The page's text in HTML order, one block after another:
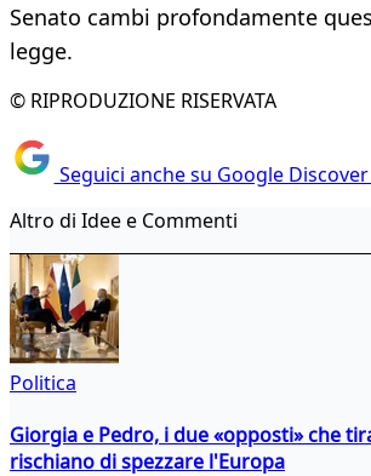
Senato cambi profondamente
legge.
© RIPRODUZIONE RISERVATA
Seguici anche su Google
Altro di Idee e Commenti
Politica
Giorgia e Pedro, i due «opposti» che
rischiano di spezzare l'Europa